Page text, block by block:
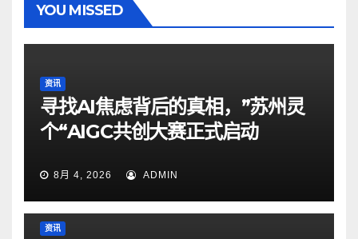
YOU MISSED
资讯
寻找AI焦虑背后的真相，”苏州灵
个“AIGC共创大赛正式启动
8月 4, 2026 ADMIN
资讯